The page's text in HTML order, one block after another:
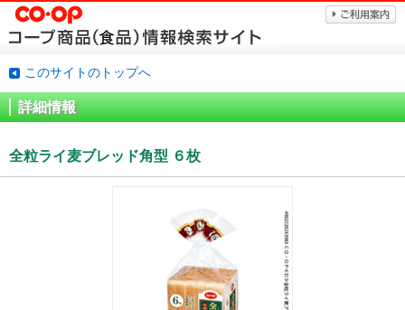
このサイトのトップへ
詳細情報
全粒ライ麦ブレッド角型 ６枚